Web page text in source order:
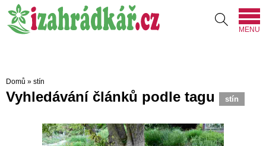
MENU
Domů » stín
Vyhledávání článků podle tagu stín